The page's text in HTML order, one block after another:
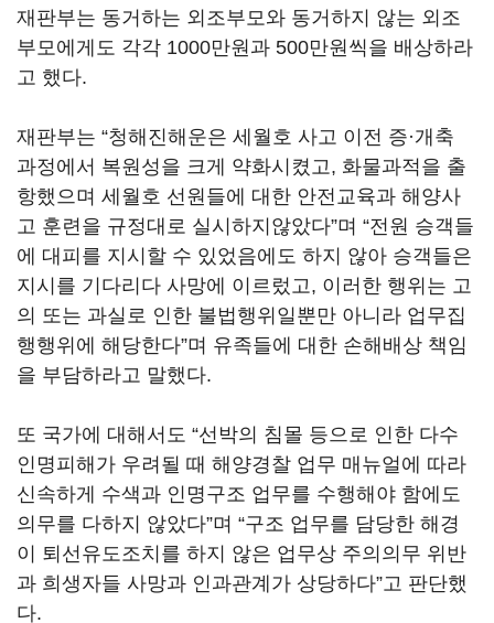
재판부는 동거하는 외조부모와 동거하지 않는 외조
부모에게도 각각 1000만원과 500만원씩을 배상하라
고 했다.
재판부는 “청해진해운은 세월호 사고 이전 증·개축
과정에서 복원성을 크게 약화시켰고, 화물과적을 출
항했으며 세월호 선원들에 대한 안전교육과 해양사
고 훈련을 규정대로 실시하지않았다”며 “전원 승객들
에 대피를 지시할 수 있었음에도 하지 않아 승객들은
지시를 기다리다 사망에 이르렀고, 이러한 행위는 고
의 또는 과실로 인한 불법행위일뿐만 아니라 업무집
행행위에 해당한다”며 유족들에 대한 손해배상 책임
을 부담하라고 말했다.
또 국가에 대해서도 “선박의 침몰 등으로 인한 다수
인명피해가 우려될 때 해양경찰 업무 매뉴얼에 따라
신속하게 수색과 인명구조 업무를 수행해야 함에도
의무를 다하지 않았다”며 “구조 업무를 담당한 해경
이 퇴선유도조치를 하지 않은 업무상 주의의무 위반
과 희생자들 사망과 인과관계가 상당하다”고 판단했
다.